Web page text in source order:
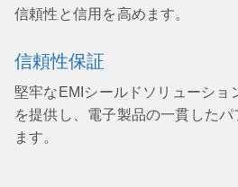
信頼性と信用を高めます。
信頼性保証
堅牢なEMIシールドソリューショ
を提供し、電子製品の一貫した
ます。